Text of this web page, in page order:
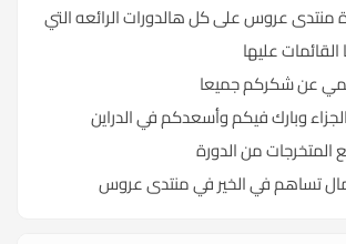
منتدى عروس على كل هالدورات الرائعه التي
عليها
عن شكركم جميعا
الجزاء وبارك فيكم وأسعدكم في الدراين
من الدورة
تساهم في الخير في منتدى عروس